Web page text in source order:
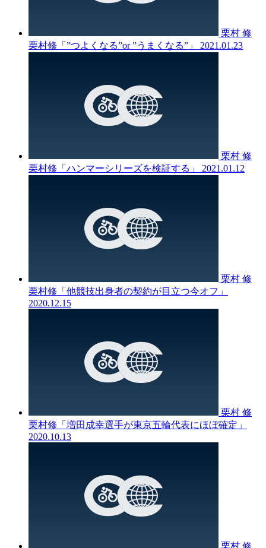
栗村 修
栗村修「”つよくなる”or ”うまくなる”」
2021.01.23
栗村 修
栗村修「ハンマーシリーズを検証する」
2021.01.12
栗村 修
栗村修「他競技出身者の契約が目立つ今オフ」
2020.12.15
栗村 修
栗村修「増田成幸選手が東京五輪代表にほぼ確定」
2020.10.13
栗村 修